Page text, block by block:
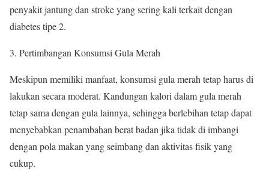
penyakit jantung dan stroke yang sering kali terkait dengan
diabetes tipe 2.
3. Pertimbangan Konsumsi Gula Merah
Meskipun memiliki manfaat, konsumsi gula merah tetap harus di
lakukan secara moderat. Kandungan kalori dalam gula merah
tetap sama dengan gula lainnya, sehingga berlebihan tetap dapat
menyebabkan penambahan berat badan jika tidak di imbangi
dengan pola makan yang seimbang dan aktivitas fisik yang
cukup.